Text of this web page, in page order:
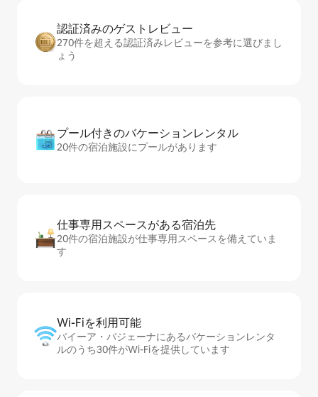
認証済みのゲ⁠ス⁠ト⁠レ⁠ビ⁠ュ⁠ー
270件を超える認証済みレビューを参考に選びまし
ょう
プール付きのバ⁠ケ⁠ー⁠シ⁠ョ⁠ンレ⁠ン⁠タ⁠ル
20件の宿泊施設にプールがあります
仕事専用ス⁠ペ⁠ー⁠スがあ⁠る宿⁠泊⁠先
20件の宿泊施設が仕事専用スペースを備えていま
す
Wi-Fiを利⁠用⁠可⁠能
バイーア・バジェーナにあるバケーションレンタ
ルのうち30件がWi-Fiを提供しています